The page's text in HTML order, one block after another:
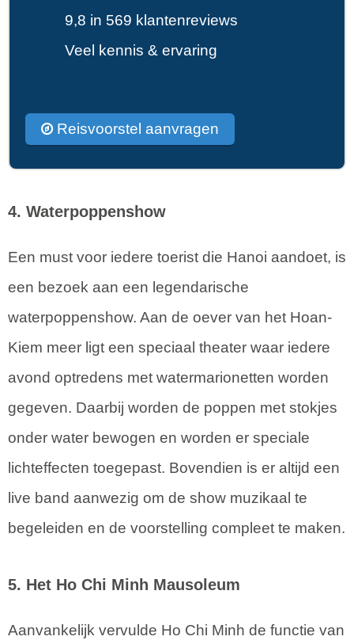
9,8 in 569 klantenreviews
Veel kennis & ervaring
Reisvoorstel aanvragen
4. Waterpoppenshow
Een must voor iedere toerist die Hanoi aandoet, is
een bezoek aan een legendarische
waterpoppenshow. Aan de oever van het Hoan-
Kiem meer ligt een speciaal theater waar iedere
avond optredens met watermarionetten worden
gegeven. Daarbij worden de poppen met stokjes
onder water bewogen en worden er speciale
lichteffecten toegepast. Bovendien is er altijd een
live band aanwezig om de show muzikaal te
begeleiden en de voorstelling compleet te maken.
5. Het Ho Chi Minh Mausoleum
Aanvankelijk vervulde Ho Chi Minh de functie van